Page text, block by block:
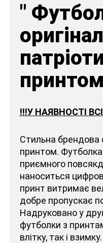
"
!!!У НАЯВНОСТІ
Стильна брендова
принтом.
приємного
наноситься
принт витримає
добре пропускає
Надруковано у
футболки з
влітку, так і